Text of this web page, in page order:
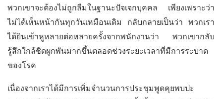
พวกเขาจะต้องไม่ถูกลืมในฐานะปัจเจกบุคคล เพียงเพราะว่า
ไม่ได้เห็นหน้ากันทุกวันเหมือนเดิม กลับกลายเป็นว่า พวกเรา
ได้ยินเข้าหูหลายต่อหลายครั้งจากพนักงานว่า พวกเขากลับ
รู้สึกใกล้ชิดผูกพันมากขึ้นตลอดช่วงระยะเวลาที่มีการระบาด
ของโรค
เนื่องจากเราได้มีการเพิ่มจำนวนการประชุมพูดคุยพบปะ